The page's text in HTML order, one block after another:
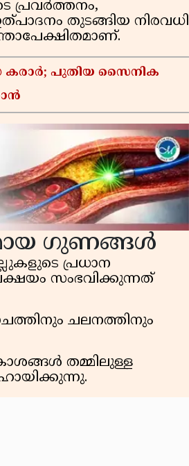
തുടങ്ങിയ നിരവധി
കരാർ; പുതിയ സൈനിക
ഗുണങ്ങൾ
പ്രധാന
സംഭവിക്കുന്നത്
ചലനത്തിനും
തമ്മിലുള്ള